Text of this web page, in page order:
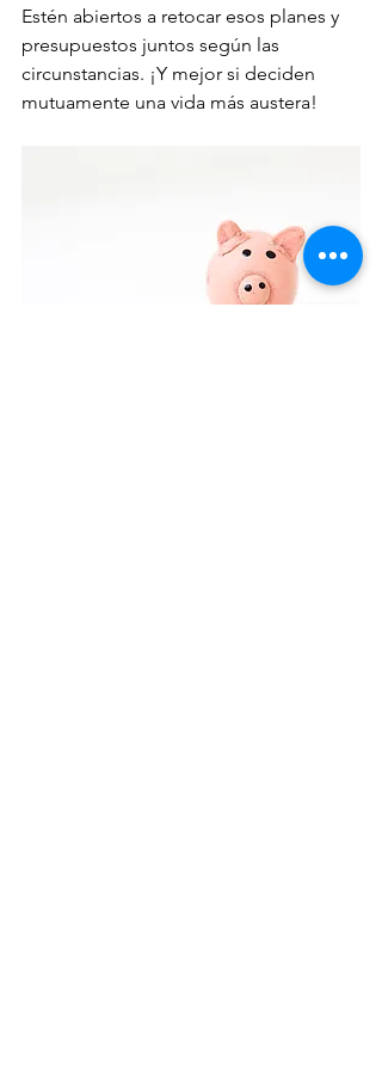
Estén abiertos a retocar esos planes y
presupuestos juntos según las
circunstancias. ¡Y mejor si deciden
mutuamente una vida más austera!